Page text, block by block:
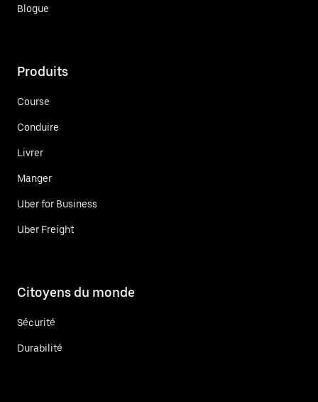
Blogue
Produits
Course
Conduire
Livrer
Manger
Uber for Business
Uber Freight
Citoyens du monde
Sécurité
Durabilité